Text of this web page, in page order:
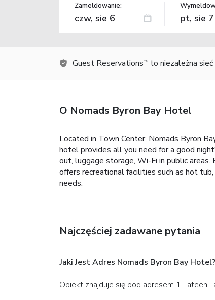
Zameldowanie:
Guest Reservations TM to niezależna
O Nomads Byron Bay Hotel
Located in Town Center, Nomads Byron
hotel provides all you need for a good
out, luggage storage, Wi-Fi in public
offers recreational facilities such as hot
needs.
Najczęściej zadawane pytania
Jaki Jest Adres Nomads Byron Bay Hotel?
Obiekt znajduje się pod adresem 1 Lateen